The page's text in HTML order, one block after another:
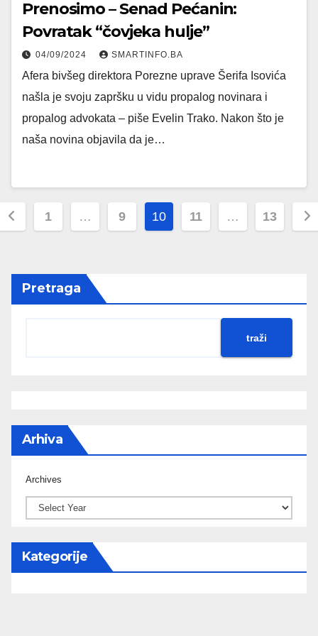
Prenosimo – Senad Pećanin:
Povratak “čovjeka hulje”
04/09/2024 SMARTINFO.BA
Afera bivšeg direktora Porezne uprave Šerifa Isovića
našla je svoju zapršku u vidu propalog novinara i
propalog advokata – piše Evelin Trako. Nakon što je
naša novina objavila da je…
1 … 9 10 11 … 13
Pretraga
traži
Arhiva
Archives
Kategorije